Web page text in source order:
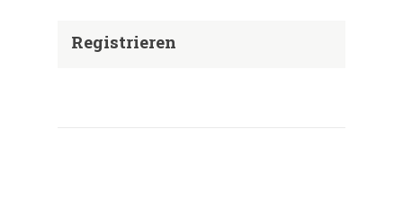
Registrieren